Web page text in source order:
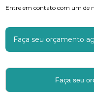
Entre em contato com um de
Faça seu orçamento
Faça seu